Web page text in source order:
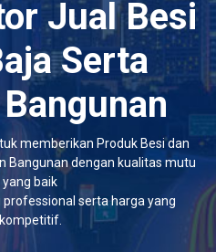
Jual Besi
Serta
memberikan Produk Besi dan
Bangunan dengan kualitas mutu
yang baik
serta harga yang
kompetitif.